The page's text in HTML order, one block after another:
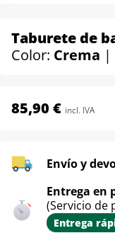
Taburete de
Color: Crema |
85,90 € incl. IVA
Envío y
Entrega en
(Servicio de
Entrega